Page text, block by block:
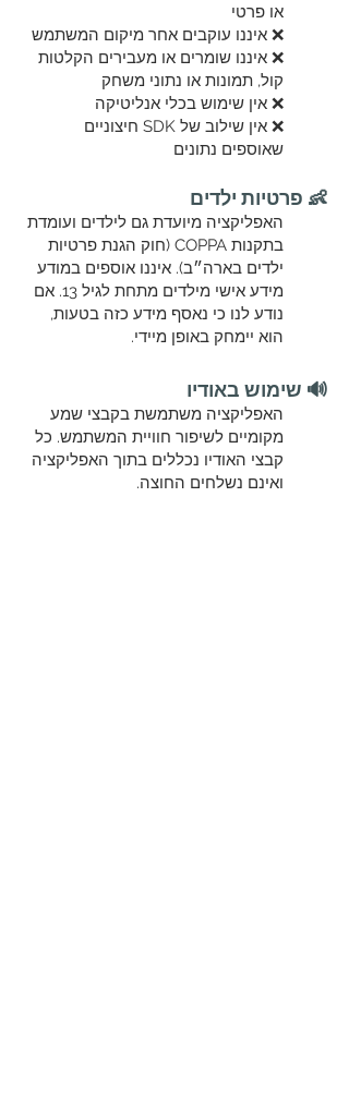
או פרטי
❌ איננו עוקבים אחר מיקום המשתמש
❌ איננו שומרים או מעבירים הקלטות
קול, תמונות או נתוני משחק
❌ אין שימוש בכלי אנליטיקה
❌ אין שילוב של SDK חיצוניים
שאוספים נתונים
👶 פרטיות ילדים
האפליקציה מיועדת גם לילדים ועומדת
בתקנות COPPA (חוק הגנת פרטיות
ילדים בארה״ב). איננו אוספים במודע
מידע אישי מילדים מתחת לגיל 13. אם
נודע לנו כי נאסף מידע כזה בטעות,
הוא יימחק באופן מיידי.
🔊 שימוש באודיו
האפליקציה משתמשת בקבצי שמע
מקומיים לשיפור חוויית המשתמש. כל
קבצי האודיו נכללים בתוך האפליקציה
ואינם נשלחים החוצה.